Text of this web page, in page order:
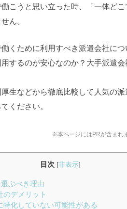
働こうと思い立った時、「一体ど
ん。
くために利用すべき派遣会社につ
するのが安心なのか？大手派遣
生などから徹底比較して人気の
ください。
※本ページにはPRが含まれ
目次 [非表示]
ぶべき理由
のデメリット
化していない可能性がある